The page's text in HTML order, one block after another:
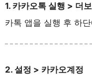
1. 카카오톡 실행 > 더
카톡 앱을 실행 후 하
2. 설정 > 카카오계정